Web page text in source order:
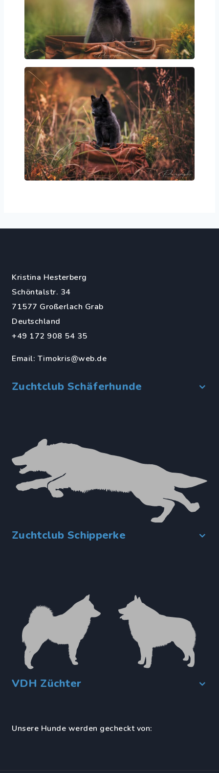
Kristina Hesterberg
Schöntalstr. 34
71577 Großerlach Grab
Deutschland
+49 172 908 54 35
Email: Timokris@web.de
Zuchtclub Schäferhunde
Zuchtclub Schipperke
VDH Züchter
Unsere Hunde werden gecheckt von: